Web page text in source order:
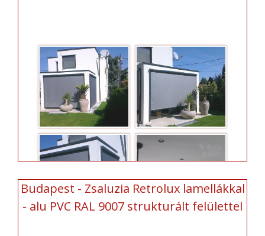
Budapest - Zsaluzia Retrolux lamellákkal
- alu PVC RAL 9007 strukturált felülettel